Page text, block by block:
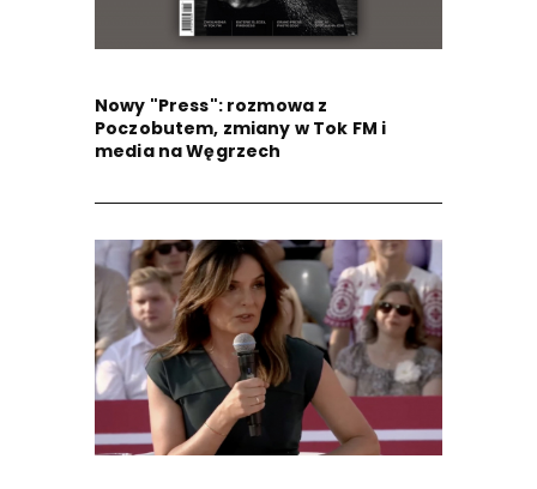
Nowy "Press": rozmowa z
Poczobutem, zmiany w Tok FM i
media na Węgrzech